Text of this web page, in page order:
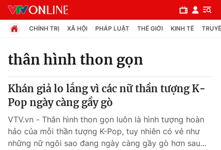
Chuyên mục
Chính trị
Xã hội
CHÍNH TRỊ XÃ HỘI PHÁP LUẬT THẾ GIỚI KINH TẾ
thân hình thon gọn
Khán giả lo lắng vì các nữ thần tượng K-
Pop ngày càng gầy gò
VTV.vn - Thân hình thon gọn luôn là hình tượng hoàn
hảo của mỗi thần tượng K-Pop, tuy nhiên có vẻ như
những nữ ngôi sao đang ngày càng gầy gò hơn sau...